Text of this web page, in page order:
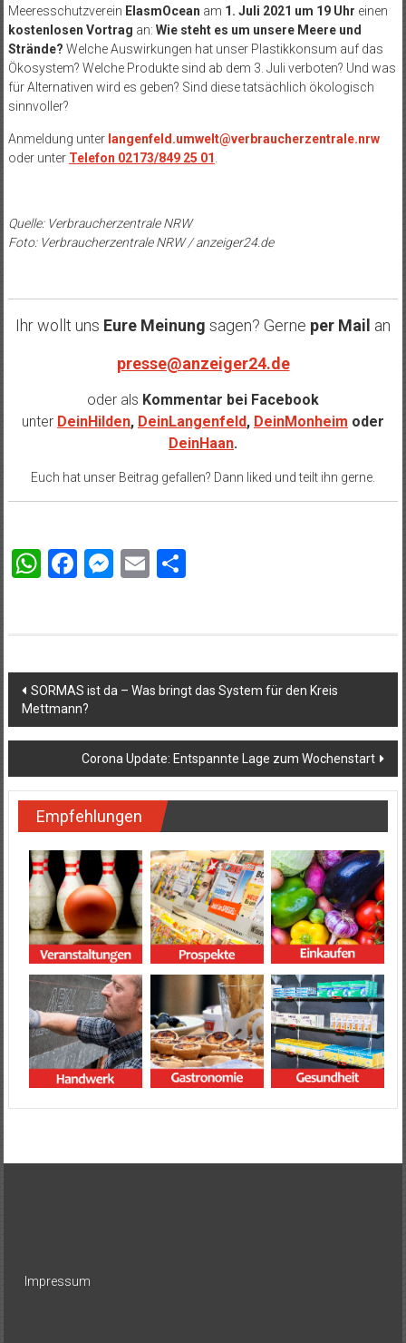
Meeresschutzverein ElasmOcean am 1. Juli 2021 um 19 Uhr einen
kostenlosen Vortrag an: Wie steht es um unsere Meere und
Strände? Welche Auswirkungen hat unser Plastikkonsum auf das
Ökosystem? Welche Produkte sind ab dem 3. Juli verboten? Und was
für Alternativen wird es geben? Sind diese tatsächlich ökologisch
sinnvoller?
Anmeldung unter langenfeld.umwelt@verbraucherzentrale.nrw
oder unter Telefon 02173/849 25 01
Quelle: Verbraucherzentrale NRW
Foto: Verbraucherzentrale NRW / anzeiger24.de
Ihr wollt uns Eure Meinung sagen? Gerne per Mail an
presse@anzeiger24.de
oder als Kommentar bei Facebook
unter DeinHilden, DeinLangenfeld, DeinMonheim oder
DeinHaan.
Euch hat unser Beitrag gefallen? Dann liked und teilt ihn gerne.
WhatsApp
Facebook
Messenger
EmailTeilen
Beitragsnavigation
SORMAS ist da – Was bringt das System für den Kreis
Mettmann?
Corona Update: Entspannte Lage zum Wochenstart
Empfehlungen
Impressum